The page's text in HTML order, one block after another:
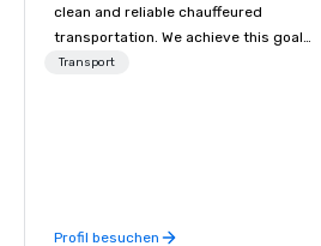
clean and reliable chauffeured
transportation. We achieve this goal
with highly trained chauffeurs, the
late model luxury vehicles to the
Transport
Profil besuchen